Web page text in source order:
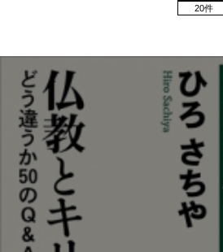
20件